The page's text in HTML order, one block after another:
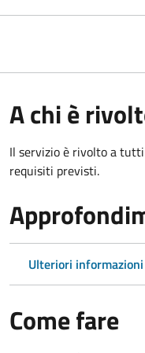
A chi è
Il servizio è rivolto a
requisiti previsti.
Ulteriori informazioni
Come fare